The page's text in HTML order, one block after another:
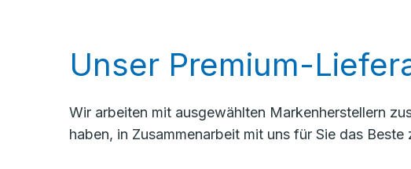
Unser Premium-
Wir arbeiten mit ausgewählten Markenherstellern
haben, in Zusammenarbeit mit uns für Sie das Beste